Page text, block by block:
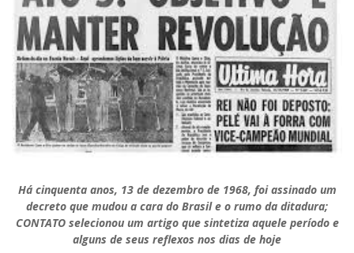
Há cinquenta anos, 13 de dezembro de 1968, foi assinado um
decreto que mudou a cara do Brasil e o rumo da ditadura;
CONTATO selecionou um artigo que sintetiza aquele período e
alguns de seus reflexos nos dias de hoje